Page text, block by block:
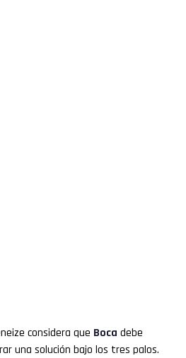
considera que Boca debe
una solución bajo los tres palos.